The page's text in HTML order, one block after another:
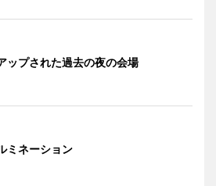
ップされた過去の夜の会場
ミネーション